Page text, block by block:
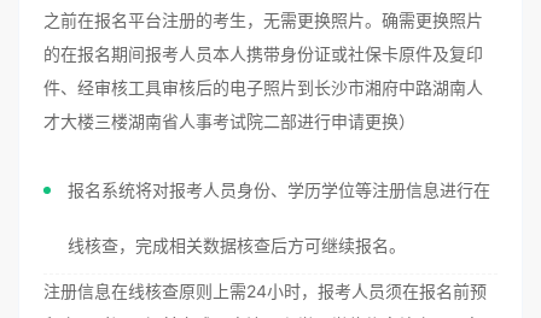
之前在报名平台注册的考生，无需更换照片。确需更换照片
的在报名期间报考人员本人携带身份证或社保卡原件及复印
件、经审核工具审核后的电子照片到长沙市湘府中路湖南人
才大楼三楼湖南省人事考试院二部进行申请更换）
报名系统将对报考人员身份、学历学位等注册信息进行在
线核查，完成相关数据核查后方可继续报名。
注册信息在线核查原则上需24小时，报考人员须在报名前预